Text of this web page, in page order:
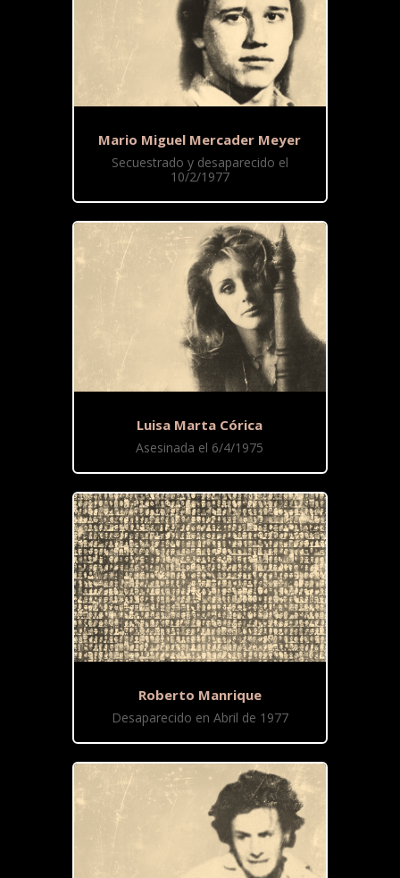
Mario Miguel Mercader Meyer
Secuestrado y desaparecido el
10/2/1977
Luisa Marta Córica
Asesinada el 6/4/1975
Roberto Manrique
Desaparecido en Abril de 1977